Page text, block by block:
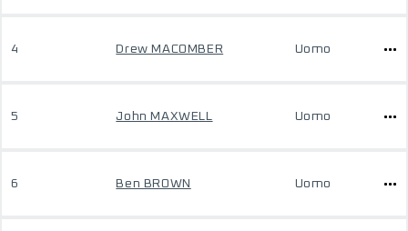
4 Drew MACOMBER Uomo
5 John MAXWELL Uomo
6 Ben BROWN Uomo